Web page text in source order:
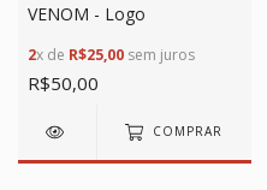
VENOM - Logo
2x de R$25,00 sem juros
R$50,00
COMPRAR